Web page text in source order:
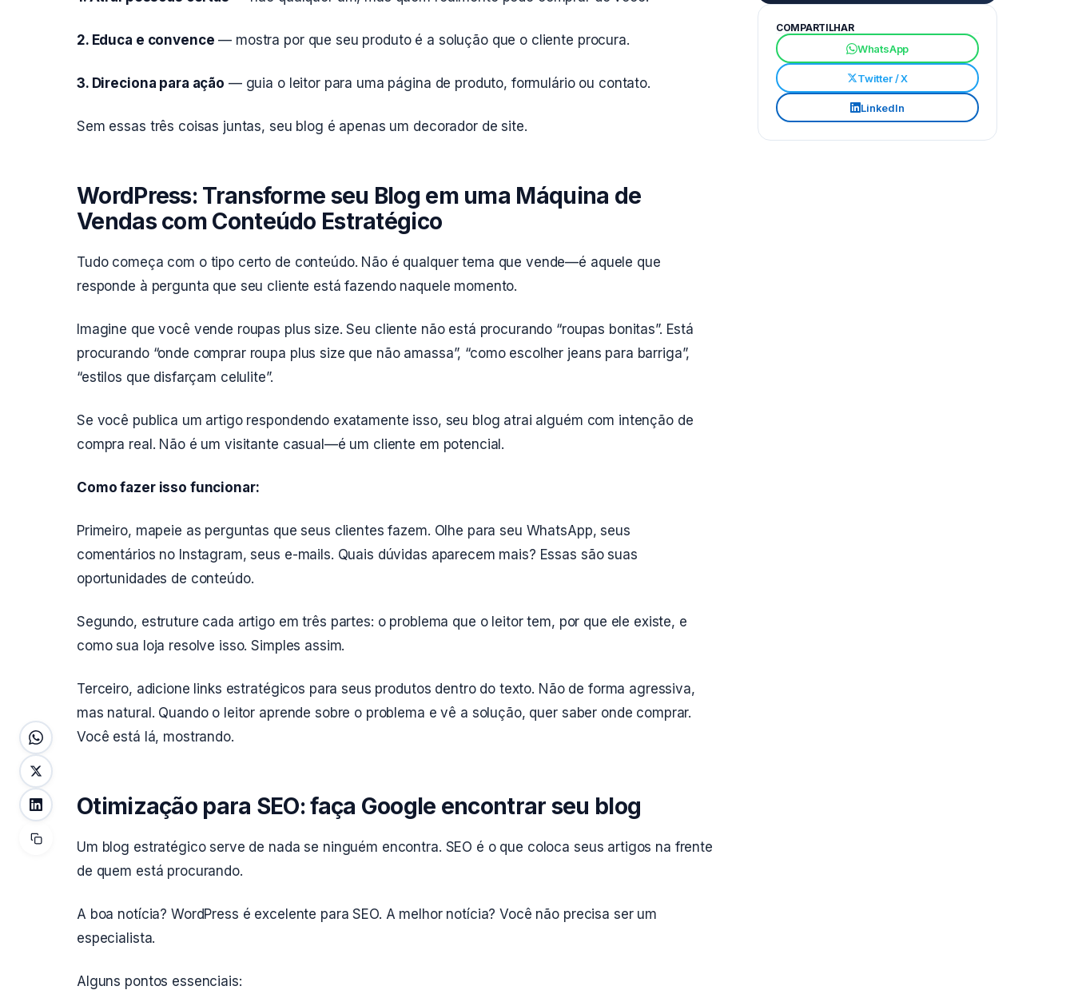
2. Educa e convence — mostra por que seu produto é a solução que o cliente procura.
3. Direciona para ação — guia o leitor para uma página de produto, formulário ou contato.
Sem essas três coisas juntas, seu blog é apenas um decorador de site.
WordPress: Transforme seu Blog em uma Máquina de
Vendas com Conteúdo Estratégico
Tudo começa com o tipo certo de conteúdo. Não é qualquer tema que vende—é aquele que
responde à pergunta que seu cliente está fazendo naquele momento.
Imagine que você vende roupas plus size. Seu cliente não está procurando “roupas bonitas”. Está
procurando “onde comprar roupa plus size que não amassa”, “como escolher jeans para barriga”,
“estilos que disfarçam celulite”.
Se você publica um artigo respondendo exatamente isso, seu blog atrai alguém com intenção de
compra real. Não é um visitante casual—é um cliente em potencial.
Como fazer isso funcionar:
Primeiro, mapeie as perguntas que seus clientes fazem. Olhe para seu WhatsApp, seus
comentários no Instagram, seus e-mails. Quais dúvidas aparecem mais? Essas são suas
oportunidades de conteúdo.
Segundo, estruture cada artigo em três partes: o problema que o leitor tem, por que ele existe, e
como sua loja resolve isso. Simples assim.
Terceiro, adicione links estratégicos para seus produtos dentro do texto. Não de forma agressiva,
mas natural. Quando o leitor aprende sobre o problema e vê a solução, quer saber onde comprar.
Você está lá, mostrando.
Otimização para SEO: faça Google encontrar seu blog
Um blog estratégico serve de nada se ninguém encontra. SEO é o que coloca seus artigos na frente
de quem está procurando.
A boa notícia? WordPress é excelente para SEO. A melhor notícia? Você não precisa ser um
especialista.
Alguns pontos essenciais:
COMPARTILHAR
WhatsApp
Twitter / X
LinkedIn